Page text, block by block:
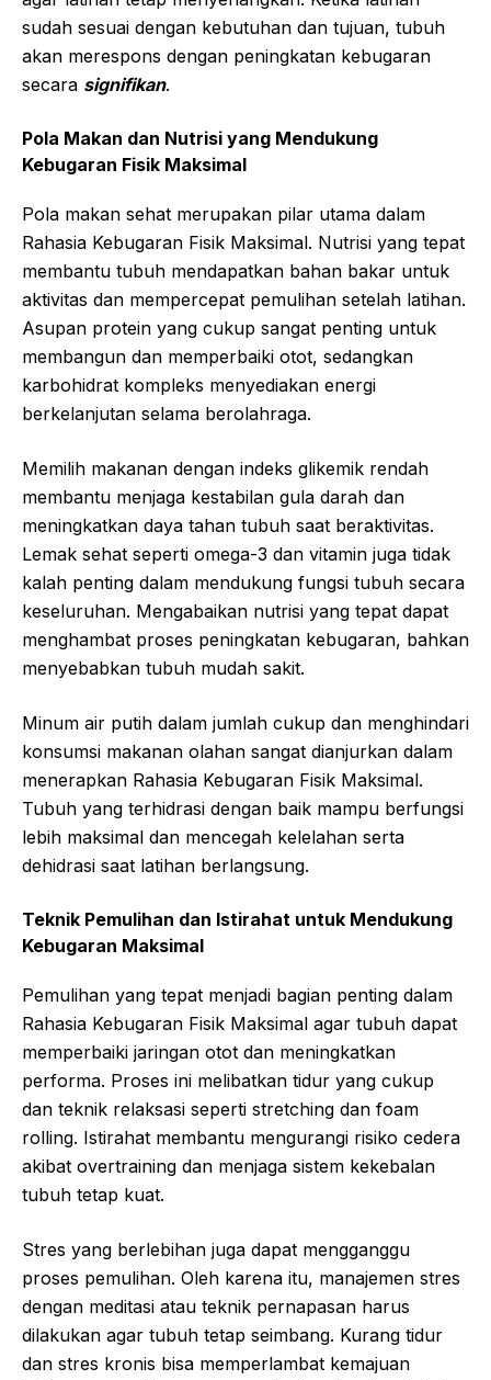
sudah sesuai dengan kebutuhan dan tujuan, tubuh
akan merespons dengan peningkatan kebugaran
secara signifikan.
Pola Makan dan Nutrisi yang Mendukung
Kebugaran Fisik Maksimal
Pola makan sehat merupakan pilar utama dalam
Rahasia Kebugaran Fisik Maksimal. Nutrisi yang tepat
membantu tubuh mendapatkan bahan bakar untuk
aktivitas dan mempercepat pemulihan setelah latihan.
Asupan protein yang cukup sangat penting untuk
membangun dan memperbaiki otot, sedangkan
karbohidrat kompleks menyediakan energi
berkelanjutan selama berolahraga.
Memilih makanan dengan indeks glikemik rendah
membantu menjaga kestabilan gula darah dan
meningkatkan daya tahan tubuh saat beraktivitas.
Lemak sehat seperti omega-3 dan vitamin juga tidak
kalah penting dalam mendukung fungsi tubuh secara
keseluruhan. Mengabaikan nutrisi yang tepat dapat
menghambat proses peningkatan kebugaran, bahkan
menyebabkan tubuh mudah sakit.
Minum air putih dalam jumlah cukup dan menghindari
konsumsi makanan olahan sangat dianjurkan dalam
menerapkan Rahasia Kebugaran Fisik Maksimal.
Tubuh yang terhidrasi dengan baik mampu berfungsi
lebih maksimal dan mencegah kelelahan serta
dehidrasi saat latihan berlangsung.
Teknik Pemulihan dan Istirahat untuk Mendukung
Kebugaran Maksimal
Pemulihan yang tepat menjadi bagian penting dalam
Rahasia Kebugaran Fisik Maksimal agar tubuh dapat
memperbaiki jaringan otot dan meningkatkan
performa. Proses ini melibatkan tidur yang cukup
dan teknik relaksasi seperti stretching dan foam
rolling. Istirahat membantu mengurangi risiko cedera
akibat overtraining dan menjaga sistem kekebalan
tubuh tetap kuat.
Stres yang berlebihan juga dapat mengganggu
proses pemulihan. Oleh karena itu, manajemen stres
dengan meditasi atau teknik pernapasan harus
dilakukan agar tubuh tetap seimbang. Kurang tidur
dan stres kronis bisa memperlambat kemajuan